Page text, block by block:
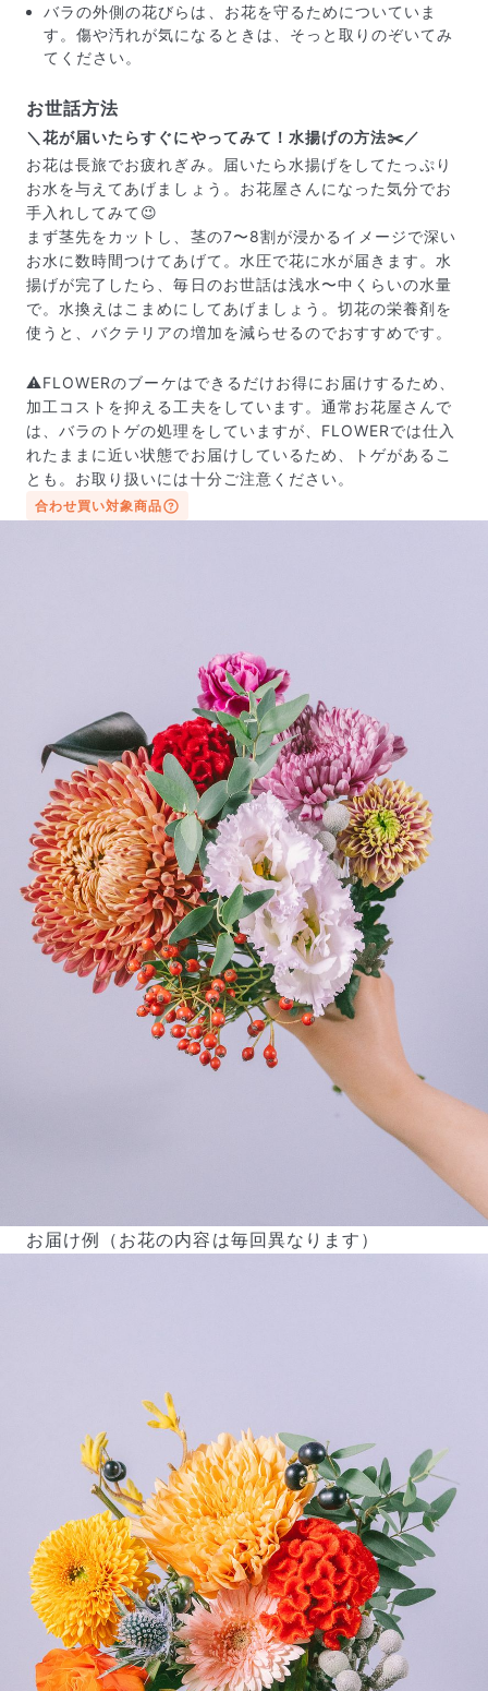
届いたお花に元気がなかったら？
もし届いたお花に「枯れている」「折れている」などの
不備があった場合は、些細なことでもお気軽にサポート
までご連絡ください。ご返金にて補償いたします。
写真と同じものが届く？
商品ページに掲載している写真は、実際にお届けする商
よくある質問
Q. 毎月自動でお花が届くサービスですか？
いいえ、毎月自動でお届けするサービスではありません。好
きな時に好きな花をご注文いただけます。
Q. 配送できないエリアはありますか？
ただいま沖縄・離島エリアへの配送には対応しておりませ
お花をベストなタイミングで発送しているため、お届け日の
指定はできません。受け取り時間帯は、発送後にクロネコヤ
バラの外側の花びらは、お花を守るためについていま
す。傷や汚れが気になるときは、そっと取りのぞいてみ
てください。
お世話方法
＼花が届いたらすぐにやってみて！水揚げの方法✂️／
お花は長旅でお疲れぎみ。届いたら水揚げをしてたっぷり
お水を与えてあげましょう。お花屋さんになった気分でお
手入れしてみて😉
まず茎先をカットし、茎の7〜8割が浸かるイメージで深い
お水に数時間つけてあげて。水圧で花に水が届きます。水
揚げが完了したら、毎日のお世話は浅水〜中くらいの水量
で。水換えはこまめにしてあげましょう。切花の栄養剤を
使うと、バクテリアの増加を減らせるのでおすすめです。
⚠️FLOWERのブーケはできるだけお得にお届けするため、
加工コストを抑える工夫をしています。通常お花屋さんで
は、バラのトゲの処理をしていますが、FLOWERでは仕入
れたままに近い状態でお届けしているため、トゲがあるこ
とも。お取り扱いには十分ご注意ください。
合わせ買い対象商品
お届け例（お花の内容は毎回異なります）